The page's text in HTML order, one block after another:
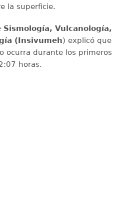
la superficie.
Vulcanología,
(Insivumeh) explicó que
ocurra durante los primeros
horas.